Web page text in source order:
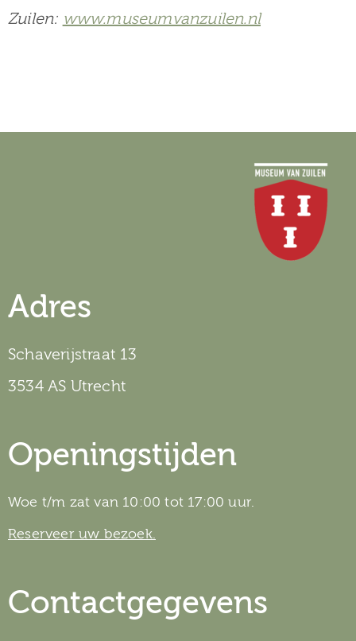
Zuilen: www.museumvanzuilen.nl
Adres
Schaverijstraat 13
3534 AS Utrecht
Openingstijden
Woe t/m zat van 10:00 tot 17:00 uur.
Reserveer uw bezoek.
Contactgegevens